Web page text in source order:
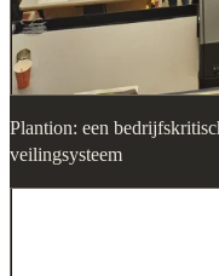
Plantion: een
veilingsysteem